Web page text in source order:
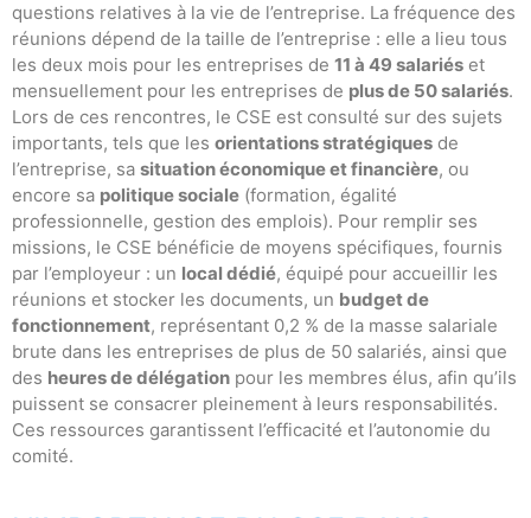
questions relatives à la vie de l’entreprise. La fréquence des
réunions dépend de la taille de l’entreprise : elle a lieu tous
les deux mois pour les entreprises de 11 à 49 salariés et
mensuellement pour les entreprises de plus de 50 salariés.
Lors de ces rencontres, le CSE est consulté sur des sujets
importants, tels que les orientations stratégiques de
l’entreprise, sa situation économique et financière, ou
encore sa politique sociale (formation, égalité
professionnelle, gestion des emplois). Pour remplir ses
missions, le CSE bénéficie de moyens spécifiques, fournis
par l’employeur : un local dédié, équipé pour accueillir les
réunions et stocker les documents, un budget de
fonctionnement, représentant 0,2 % de la masse salariale
brute dans les entreprises de plus de 50 salariés, ainsi que
des heures de délégation pour les membres élus, afin qu’ils
puissent se consacrer pleinement à leurs responsabilités.
Ces ressources garantissent l’efficacité et l’autonomie du
comité.